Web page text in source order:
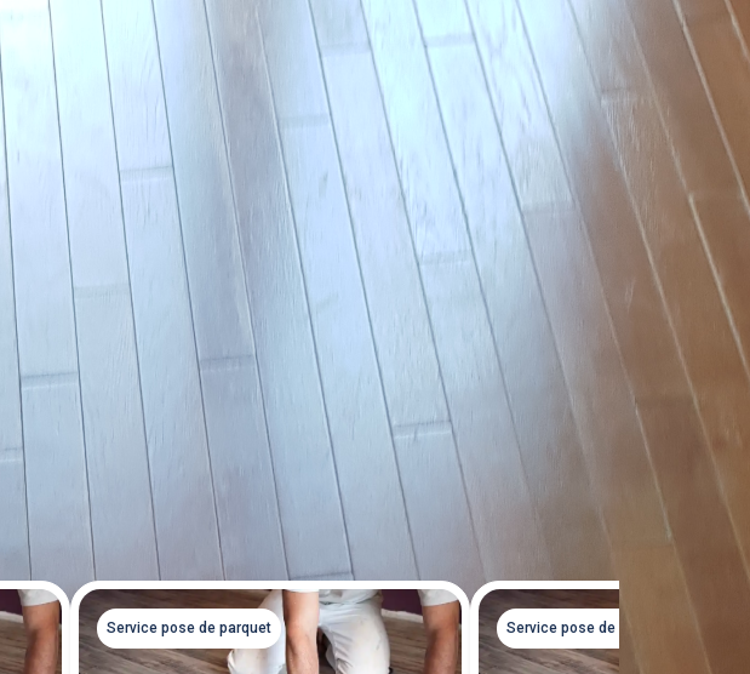
de
Service pose de parquet Service pose de parquet